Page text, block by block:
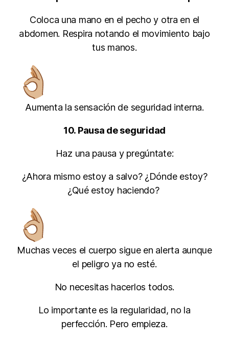
Coloca una mano en el pecho y otra en el
abdomen. Respira notando el movimiento bajo
tus manos.
Aumenta la sensación de seguridad interna.
10. Pausa de seguridad
Haz una pausa y pregúntate:
¿Ahora mismo estoy a salvo? ¿Dónde estoy?
¿Qué estoy haciendo?
Muchas veces el cuerpo sigue en alerta aunque
el peligro ya no esté.
No necesitas hacerlos todos.
Lo importante es la regularidad, no la
perfección. Pero empieza.